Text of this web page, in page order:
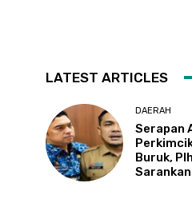
LATEST ARTICLES
DAERAH
Serapan
Buruk,